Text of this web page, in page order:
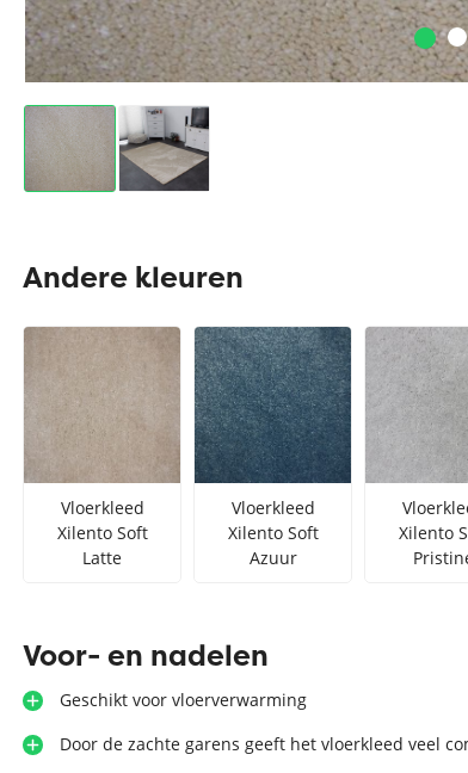
Andere kleuren
Vloerkleed
Xilento Soft
Latte
Vloerkleed
Xilento Soft
Azuur
Xilento
Voor- en nadelen
Geschikt voor vloerverwarming
Door de zachte garens geeft het vloerkleed veel